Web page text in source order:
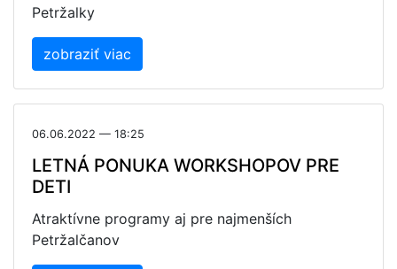
Petržalky
zobraziť viac
06.06.2022 — 18:25
LETNÁ PONUKA WORKSHOPOV PRE
DETI
Atraktívne programy aj pre najmenších
Petržalčanov